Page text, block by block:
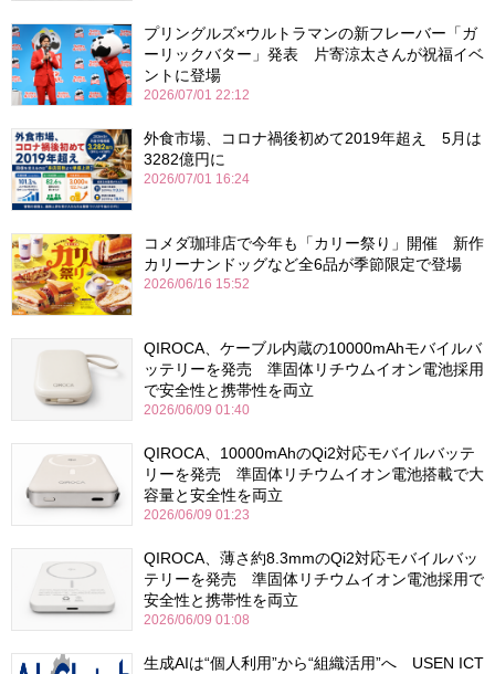
プリングルズ×ウルトラマンの新フレーバー「ガ
ーリックバター」発表 片寄涼太さんが祝福イベ
ントに登場
2026/07/01 22:12
外食市場、コロナ禍後初めて2019年超え 5月は
3282億円に
2026/07/01 16:24
コメダ珈琲店で今年も「カリー祭り」開催 新作
カリーナンドッグなど全6品が季節限定で登場
2026/06/16 15:52
QIROCA、ケーブル内蔵の10000mAhモバイルバ
ッテリーを発売 準固体リチウムイオン電池採用
で安全性と携帯性を両立
2026/06/09 01:40
QIROCA、10000mAhのQi2対応モバイルバッテ
リーを発売 準固体リチウムイオン電池搭載で大
容量と安全性を両立
2026/06/09 01:23
QIROCA、薄さ約8.3mmのQi2対応モバイルバッ
テリーを発売 準固体リチウムイオン電池採用で
安全性と携帯性を両立
2026/06/09 01:08
生成AIは“個人利用”から“組織活用”へ USEN ICT